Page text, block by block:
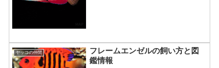
ヤッコの仲間
フレームエンゼルの飼い方と図
鑑情報